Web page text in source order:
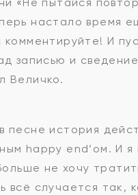
«Не пытайся
настало время
И
записью и
Величко.
песне история
happy end’ом. И я
не хочу
случается так,